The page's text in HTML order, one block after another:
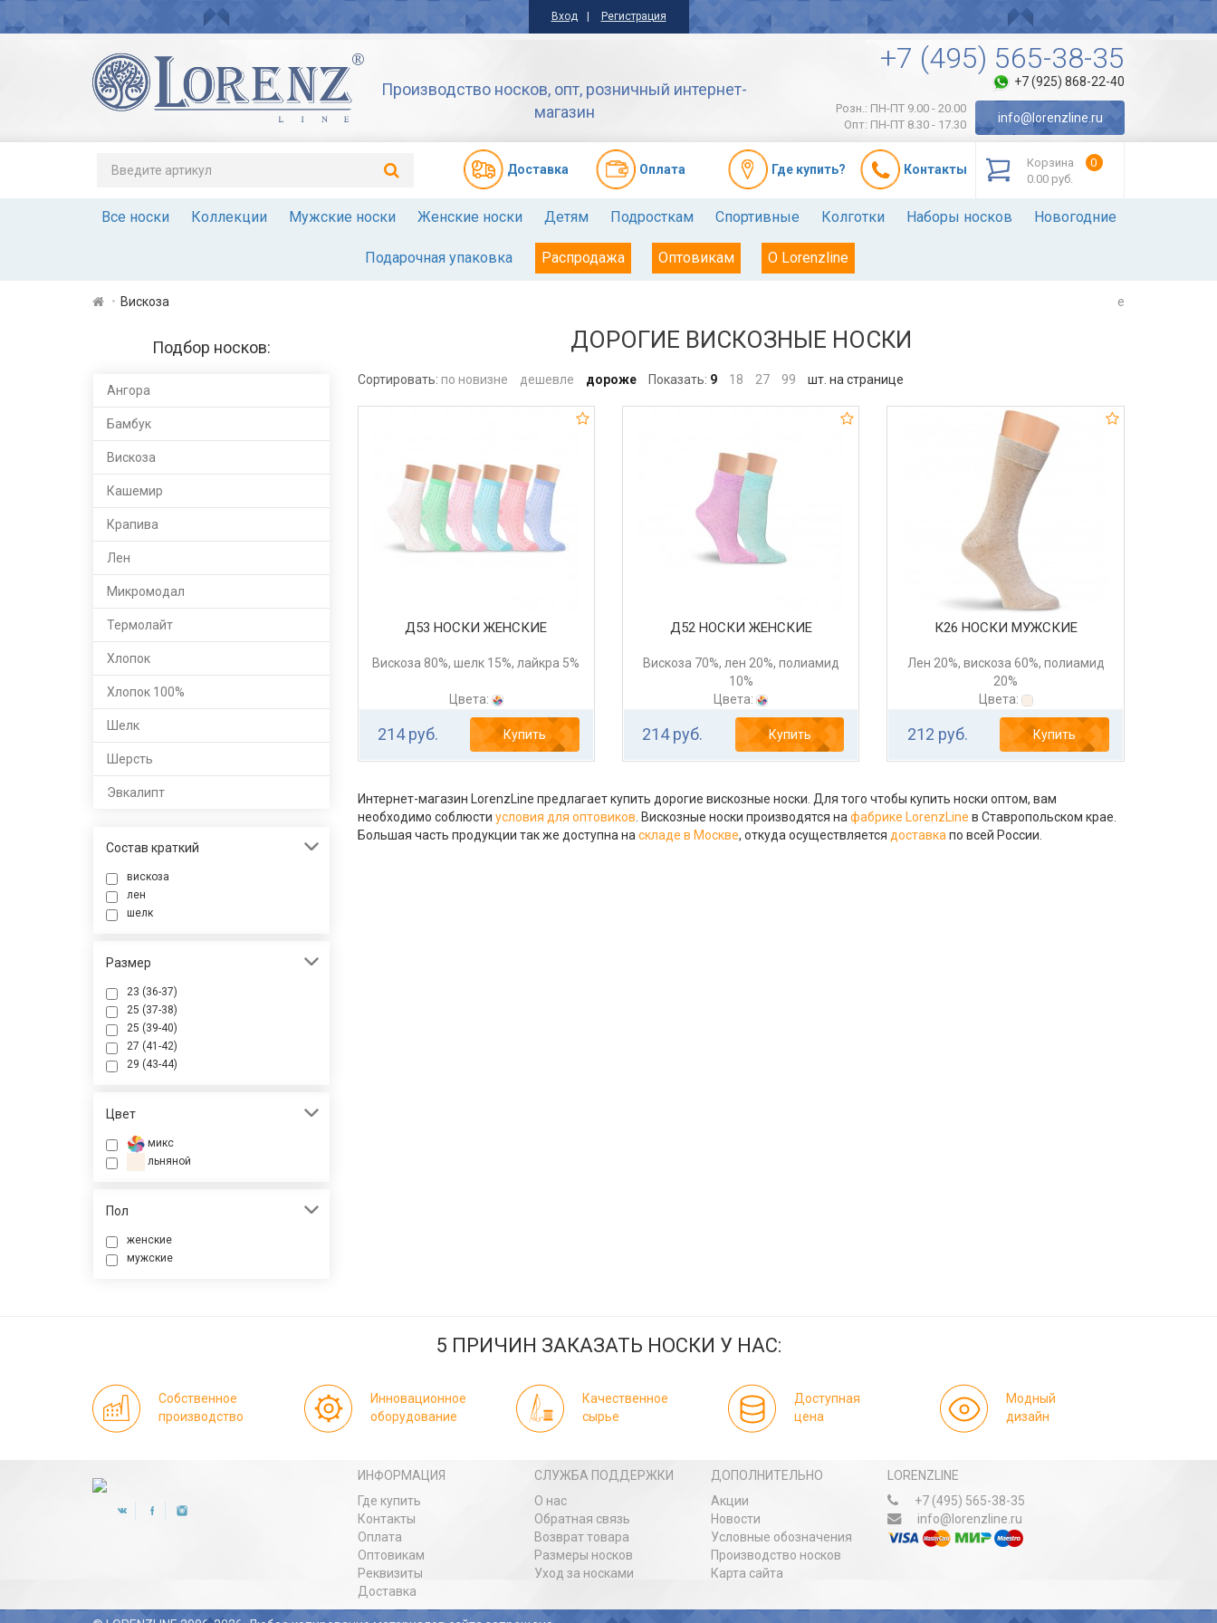
Вход Регистрация
Производство носков, опт, розничный интернет-
магазин
+7 (495) 565-38-35
+7 (925) 868-22-40
Розн.: ПН-ПТ 9.00 - 20.00
Опт: ПН-ПТ 8.30 - 17.30
info@lorenzline.ru
Доставкa Оплата Где купить? Контакты Корзина
0
0.00 руб.
Все носки Коллекции Мужские носки Женские носки Детям Подросткам Спортивные Колготки Наборы носков Новогодние
Подарочная упаковка Распродажа Оптовикам О Lorenzline
Вискоза e
Подбор носков:
Ангора
Бамбук
Вискоза
Кашемир
Крапива
Лен
Микромодал
Термолайт
Хлопок
Хлопок 100%
Шелк
Шерсть
Эвкалипт
Состав краткий
вискоза
лен
шелк
Размер
23 (36-37)
25 (37-38)
25 (39-40)
27 (41-42)
29 (43-44)
Цвет
микс
льняной
Пол
женские
мужские
ДОРОГИЕ ВИСКОЗНЫЕ НОСКИ
Сортировать: по новизне дешевле дороже Показать: 9 18 27 99 шт. на странице
Д53 НОСКИ ЖЕНСКИЕ
Вискоза 80%, шелк 15%, лайкра 5%
Цвета:
214 руб. Купить
Д52 НОСКИ ЖЕНСКИЕ
Вискоза 70%, лен 20%, полиамид
10%
Цвета:
214 руб. Купить
К26 НОСКИ МУЖСКИЕ
Лен 20%, вискоза 60%, полиамид
20%
Цвета:
212 руб. Купить
Интернет-магазин LorenzLine предлагает купить дорогие вискозные носки. Для того чтобы купить носки оптом, вам
необходимо соблюсти условия для оптовиков. Вискозные носки производятся нафабрике LorenzLine в Ставропольском крае.
Большая часть продукции так же доступна наскладе в Москве, откуда осуществляется доставкапо всей России.
5 ПРИЧИН ЗАКАЗАТЬ НОСКИ У НАС:
Собственное
производство
Инновационное
оборудование
Качественное
сырье
Доступная
цена
Модный
дизайн
ИНФОРМАЦИЯ
Где купить
Контакты
Оплата
Оптовикам
Реквизиты
Доставка
СЛУЖБА ПОДДЕРЖКИ
О нас
Обратная связь
Возврат товара
Размеры носков
Уход за носками
ДОПОЛНИТЕЛЬНО
Акции
Новости
Условные обозначения
Производство носков
Карта сайта
LORENZLINE
+7 (495) 565-38-35
info@lorenzline.ru